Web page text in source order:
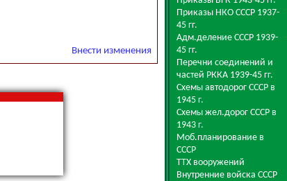
Внести изменения
Приказы НКО СССР 1937-
45 гг.
Адм.деление СССР 1939-
45 гг.
Перечни соединений и
частей РККА 1939-45 гг.
Схемы автодорог СССР в
1945 г.
Схемы жел.дорог СССР в
1943 г.
Моб.планирование в
СССР
ТТХ вооружений
Внутренние войска СССР